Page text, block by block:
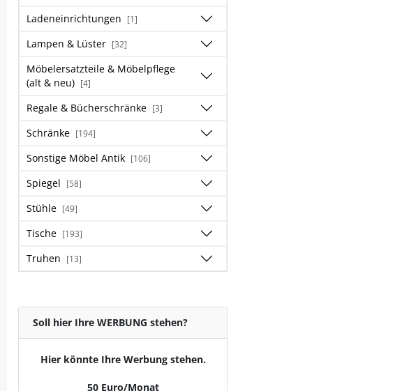
Ladeneinrichtungen [1]
Lampen & Lüster [32]
Möbelersatzteile & Möbelpflege
(alt & neu) [4]
Regale & Bücherschränke [3]
Schränke [194]
Sonstige Möbel Antik [106]
Spiegel [58]
Stühle [49]
Tische [193]
Truhen [13]
Soll hier Ihre WERBUNG stehen?
Hier könnte Ihre Werbung stehen.
50 Euro/Monat